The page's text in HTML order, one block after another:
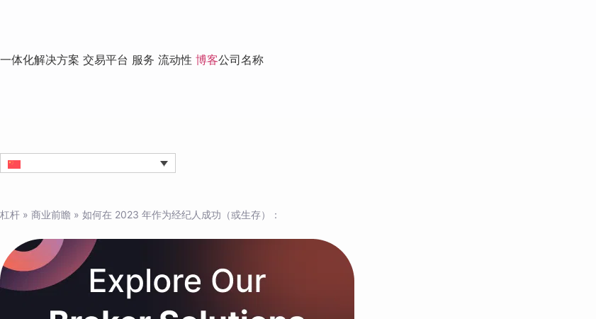
一体化解决方案 交易平台 服务 流动性 博客公司名称
杠杆 » 商业前瞻 » 如何在 2023 年作为经纪人成功（或生存）：